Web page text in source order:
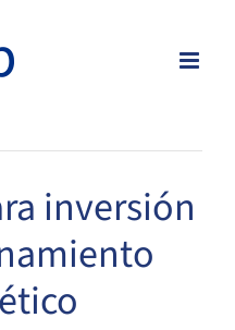
inversión